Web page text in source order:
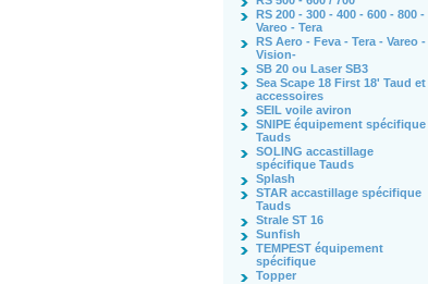
RS 200 - 300 - 400 - 600 - 800 -
Vareo - Tera
RS Aero - Feva - Tera - Vareo -
Vision-
SB 20 ou Laser SB3
Sea Scape 18 First 18' Taud et
accessoires
SEIL voile aviron
SNIPE équipement spécifique
Tauds
SOLING accastillage
spécifique Tauds
Splash
STAR accastillage spécifique
Tauds
Strale ST 16
Sunfish
TEMPEST équipement
spécifique
Topper